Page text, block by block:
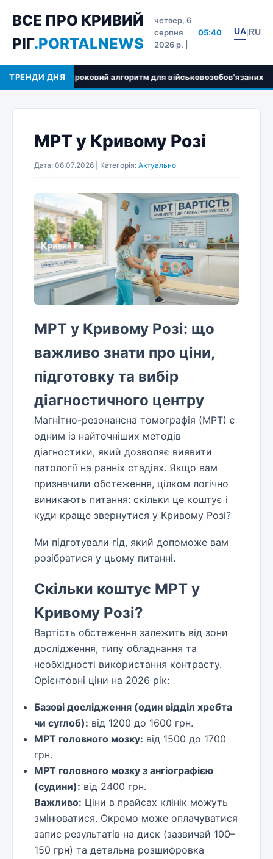
ВСЕ ПРО КРИВИЙ
РІГ.PORTALNEWS
четвер, 6
серпня
2026 р. |
05:40 UA|RU
ТРЕНДИ ДНЯ
та покроковий алгоритм для військовозобов'язаних
МРТ у Кривому Розі
Дата: 06.07.2026 | Категорія: Актуально
МРТ у Кривому Розі: що
важливо знати про ціни,
підготовку та вибір
діагностичного центру
Магнітно-резонансна томографія (МРТ) є
одним із найточніших методів
діагностики, який дозволяє виявити
патології на ранніх стадіях. Якщо вам
призначили обстеження, цілком логічно
виникають питання: скільки це коштує і
куди краще звернутися у Кривому Розі?
Ми підготували гід, який допоможе вам
розібратися у цьому питанні.
Скільки коштує МРТ у
Кривому Розі?
Вартість обстеження залежить від зони
дослідження, типу обладнання та
необхідності використання контрасту.
Орієнтовні ціни на 2026 рік:
Базові дослідження (один відділ хребта
чи суглоб): від 1200 до 1600 грн.
МРТ головного мозку: від 1500 до 1700
грн.
МРТ головного мозку з ангіографією
(судини): від 2400 грн.
Важливо: Ціни в прайсах клінік можуть
змінюватися. Окремо може оплачуватися
запис результатів на диск (зазвичай 100–
150 грн) та детальна розшифровка